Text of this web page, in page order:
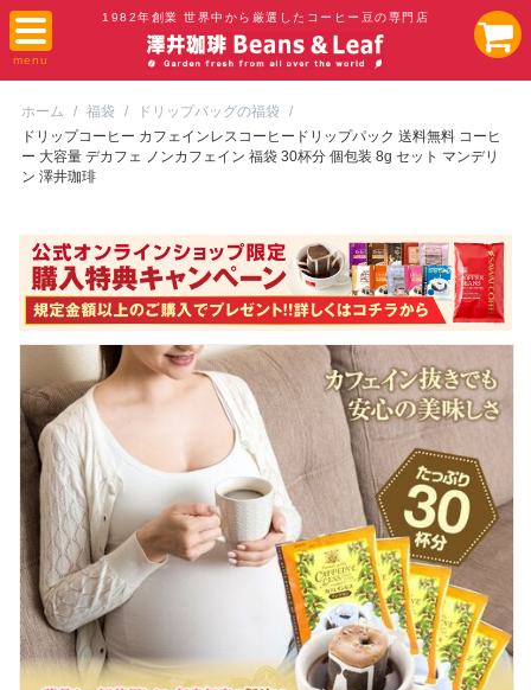
1982年創業 世界中から厳選したコーヒー豆の専門店
ホーム / 福袋 / ドリップバッグの福袋
/
ドリップコーヒー カフェインレスコーヒードリップパック 送料無料 コーヒ
ー 大容量 デカフェ ノンカフェイン 福袋 30杯分 個包装 8g セット マンデリ
ン 澤井珈琲